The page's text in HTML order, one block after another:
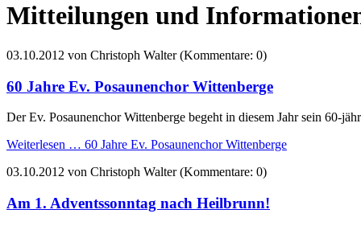
Mitteilungen und
03.10.2012 von Christoph Walter (Kommentare: 0)
60 Jahre Ev. Posaunenchor Wittenberge
Der Ev. Posaunenchor Wittenberge begeht in diesem Jahr sein 60-
Weiterlesen … 60 Jahre Ev. Posaunenchor Wittenberge
03.10.2012 von Christoph Walter (Kommentare: 0)
Am 1. Adventssonntag nach Heilbrunn!